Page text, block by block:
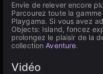
Envie de relever encore
Parcourez toute la gamme
Playgama. Si vous avez
Objects: Island, foncez
prolongez le plaisir de la
collectionAventure.
Vidéo